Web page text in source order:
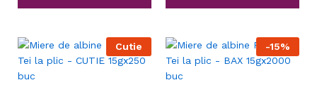
Cutie -15%